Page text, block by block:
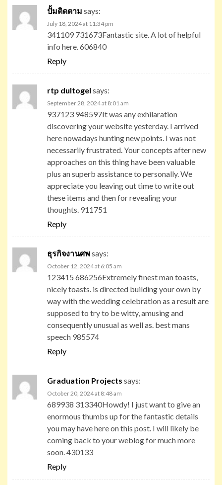
ปั้มติดตาม says:
July 18, 2024 at 11:34 pm
341109 731673Fantastic site. A lot of helpful
info here. 606840
Reply
rtp dultogel says:
September 28, 2024 at 8:01 am
937123 948597It was any exhilaration
discovering your website yesterday. I arrived
here nowadays hunting new points. I was not
necessarily frustrated. Your concepts after new
approaches on this thing have been valuable
plus an superb assistance to personally. We
appreciate you leaving out time to write out
these items and then for revealing your
thoughts. 911751
Reply
ธุรกิจงานศพ says:
October 12, 2024 at 6:05 am
123415 686256Extremely finest man toasts,
nicely toasts. is directed building your own by
way with the wedding celebration as a result are
supposed to try to be witty, amusing and
consequently unusual as well as. best mans
speech 985574
Reply
Graduation Projects says:
October 20, 2024 at 8:48 am
689938 313340Howdy! I just want to give an
enormous thumbs up for the fantastic details
you may have here on this post. I will likely be
coming back to your weblog for much more
soon. 430133
Reply